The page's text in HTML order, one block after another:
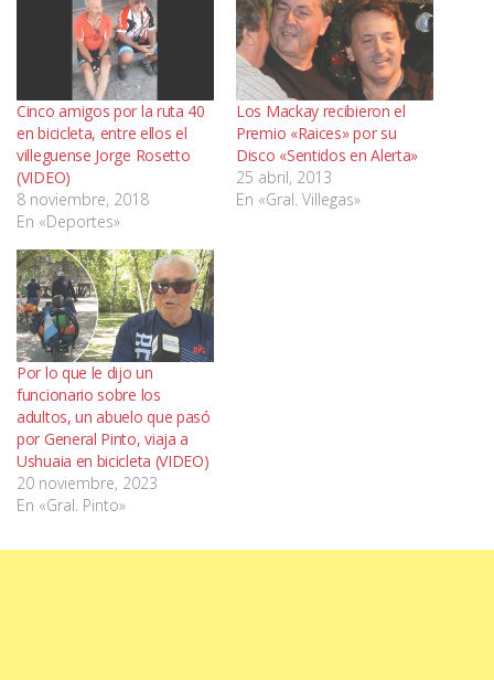
Cinco amigos por la ruta 40
en bicicleta, entre ellos el
villeguense Jorge Rosetto
(VIDEO)
8 noviembre, 2018
En «Deportes»
Los Mackay recibieron el
Premio «Raices» por su
Disco «Sentidos en Alerta»
25 abril, 2013
En «Gral. Villegas»
Por lo que le dijo un
funcionario sobre los
adultos, un abuelo que pasó
por General Pinto, viaja a
Ushuaia en bicicleta (VIDEO)
20 noviembre, 2023
En «Gral. Pinto»